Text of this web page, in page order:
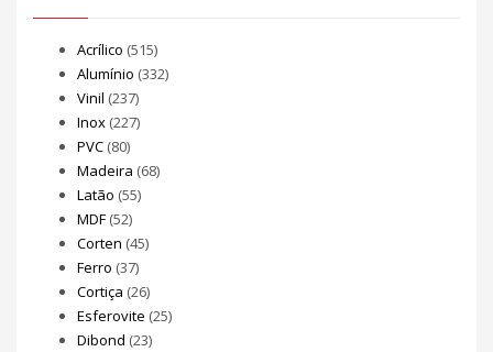
Acrílico (515)
Alumínio (332)
Vinil (237)
Inox (227)
PVC (80)
Madeira (68)
Latão (55)
MDF (52)
Corten (45)
Ferro (37)
Cortiça (26)
Esferovite (25)
Dibond (23)